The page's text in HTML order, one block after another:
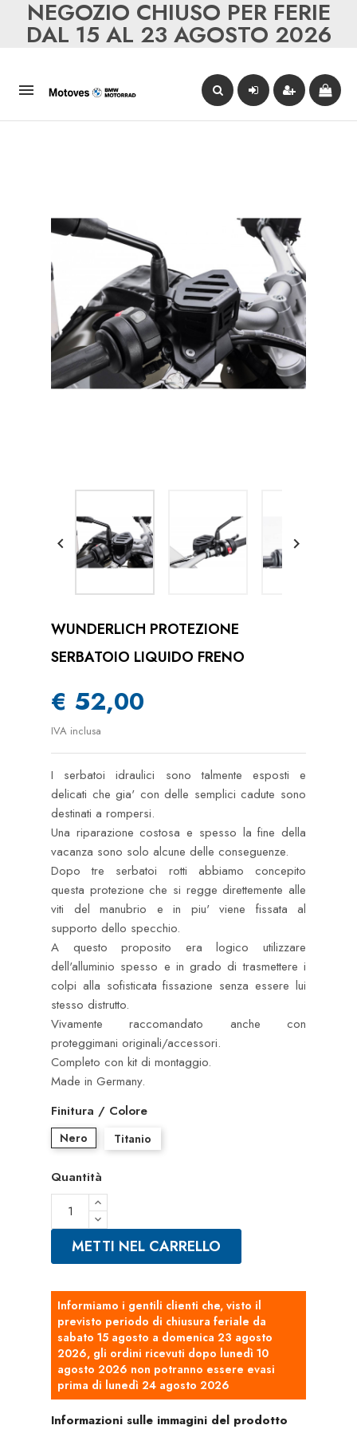
NEGOZIO CHIUSO PER FERIE
DAL 15 AL 23 AGOSTO 2026

 
WUNDERLICH PROTEZIONE
SERBATOIO LIQUIDO FRENO
€ 52,00
IVA inclusa
I serbatoi idraulici sono talmente esposti e
delicati che gia' con delle semplici cadute sono
destinati a rompersi.
Una riparazione costosa e spesso la fine della
vacanza sono solo alcune delle conseguenze.
Dopo tre serbatoi rotti abbiamo concepito
questa protezione che si regge direttemente alle
viti del manubrio e in piu' viene fissata al
supporto dello specchio.
A questo proposito era logico utilizzare
dell'alluminio spesso e in grado di trasmettere i
colpi alla sofisticata fissazione senza essere lui
stesso distrutto.
Vivamente raccomandato anche con
proteggimani originali/accessori.
Completo con kit di montaggio.
Made in Germany.
Finitura / Colore
Nero Titanio
Quantità
METTI NEL CARRELLO
Informiamo i gentili clienti che, visto il
previsto periodo di chiusura feriale da
sabato 15 agosto a domenica 23 agosto
2026, gli ordini ricevuti dopo lunedì 10
agosto 2026 non potranno essere evasi
prima di lunedì 24 agosto 2026
Informazioni sulle immagini del prodotto